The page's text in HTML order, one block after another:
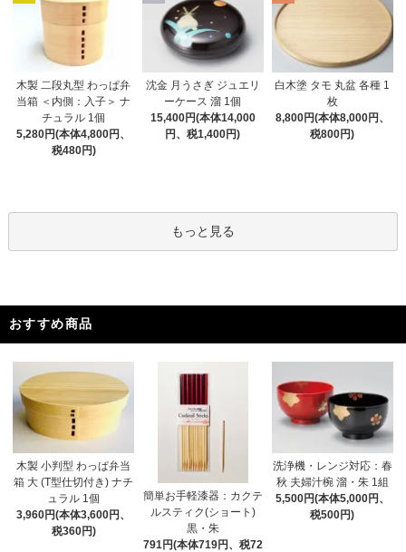
木製 二段丸型 わっぱ弁
当箱 ＜内側：入子＞ ナ
チュラル 1個
5,280円(本体4,800円、
税480円)
沈金 月うさぎ ジュエリ
ーケース 溜 1個
15,400円(本体14,000
円、税1,400円)
白木塗 タモ 丸盆 各種 1
枚
8,800円(本体8,000円、
税800円)
もっと見る
おすすめ商品
木製 小判型 わっぱ弁当
箱 大 (T型仕切付き) ナチ
ュラル 1個
3,960円(本体3,600円、
税360円)
簡単お手軽漆器：カクテ
ルスティク(ショート)
黒・朱
791円(本体719円、税72
洗浄機・レンジ対応：春
秋 夫婦汁椀 溜・朱 1組
5,500円(本体5,000円、
税500円)